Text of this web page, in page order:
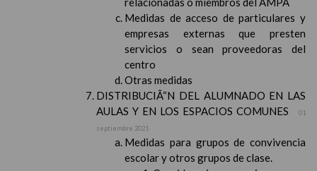
Medidas de acceso de particulares y
empresas externas que presten
servicios o sean proveedoras del
centro
Otras medidas
DISTRIBUCIÃ“N DEL ALUMNADO EN LAS
AULAS Y EN LOS ESPACIOS COMUNES
01
septiembre 2021
Medidas para grupos de convivencia
escolar y otros grupos de clase.